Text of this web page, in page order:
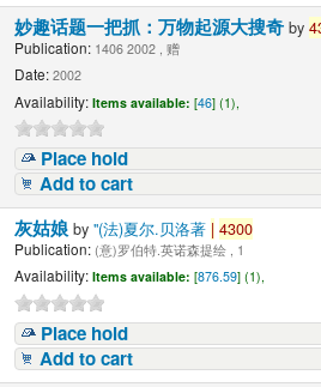
妙趣话题一把抓：万物起源大搜奇by
Publication: 1406 2002 , 赠
Date: 2002
Availability: Items available: [46] (1),
Place hold
Add to cart
灰姑娘by"(法)夏尔.贝洛著 | 4300
Publication: (意)罗伯特.英诺森提绘 , 1
Availability: Items available: [876.59] (1),
Place hold
Add to cart